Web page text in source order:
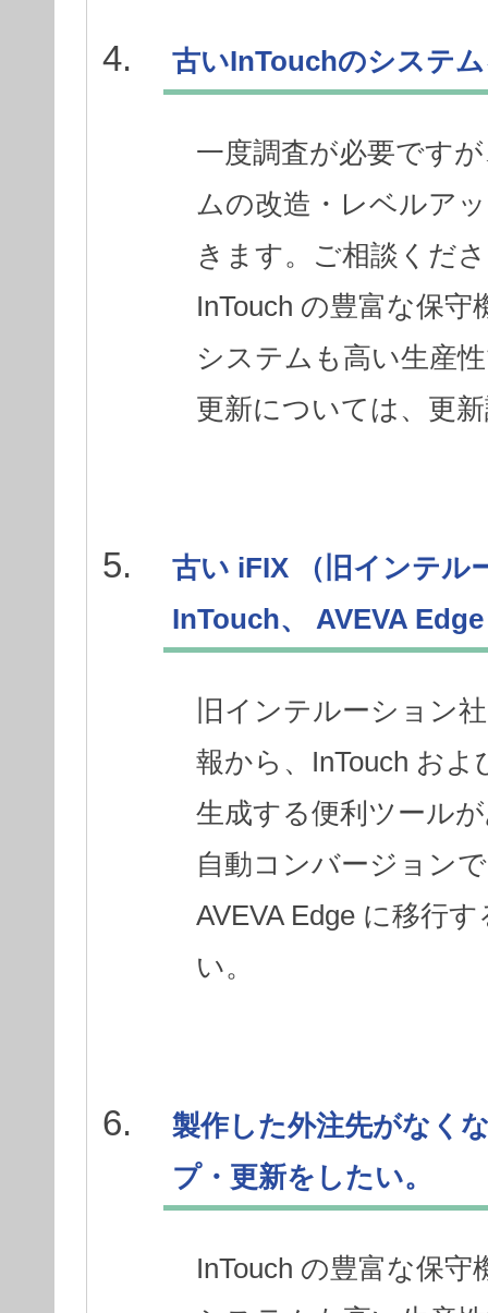
古いInTouchのシステ
一度調査が必要です
ムの改造・レベルア
きます。ご相談くだ
InTouch の豊富な保
システムも高い生産
更新については、更
古い iFIX （旧インテル
InTouch、 AVEVA
旧インテルーション
報から、InTouch およ
生成する便利ツール
自動コンバージョン
AVEVA Edge に移行
い。
製作した外注先がなく
プ・更新をしたい。
InTouch の豊富な保